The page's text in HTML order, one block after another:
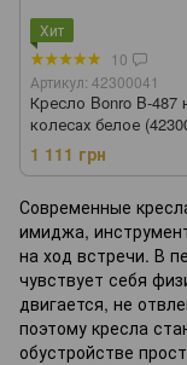
Хит
10
Артикул: 42300041
Кресло Bonro B-487
колесах белое
1 111 грн
Современные
имиджа,
на ход встречи. В
чувствует себя
двигается, не
поэтому кресла
обустройстве